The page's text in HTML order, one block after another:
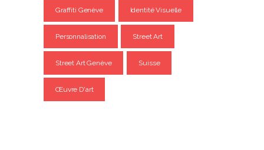
Graffiti Genève Identité Visuelle
Personnalisation Street Art
Street Art Genève Suisse
Œuvre D'art